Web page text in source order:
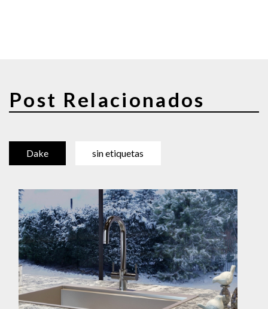
Post Relacionados
Dake sin etiquetas